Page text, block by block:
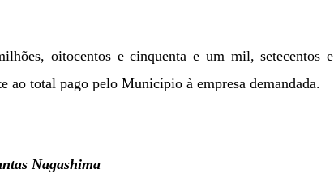
oitocentos e cinquenta e um mil, setecentos e
ao total pago pelo Município à empresa demandada.
Nagashima